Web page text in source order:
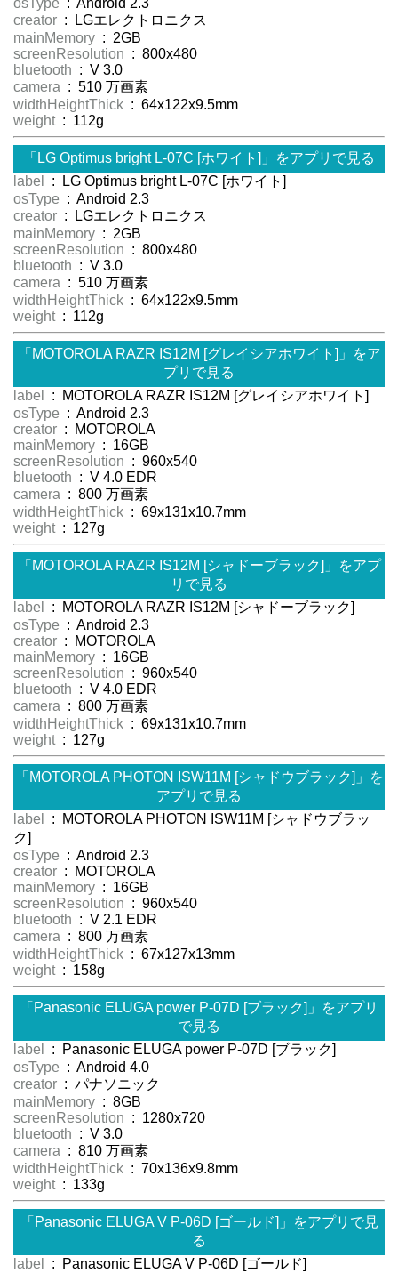
osType : Android 2.3
creator : LGエレクトロニクス
mainMemory : 2GB
screenResolution : 800x480
bluetooth : V 3.0
camera : 510 万画素
widthHeightThick : 64x122x9.5mm
weight : 112g
「LG Optimus bright L-07C [ホワイト]」をアプリで見る
label
: LG Optimus bright L-07C [ホワイト]
osType : Android 2.3
creator : LGエレクトロニクス
mainMemory : 2GB
screenResolution : 800x480
bluetooth : V 3.0
camera : 510 万画素
widthHeightThick : 64x122x9.5mm
weight : 112g
「MOTOROLA RAZR IS12M [グレイシアホワイト]」をア
プリで見る
label
: MOTOROLA RAZR IS12M [グレイシアホワイト]
osType : Android 2.3
creator : MOTOROLA
mainMemory : 16GB
screenResolution : 960x540
bluetooth : V 4.0 EDR
camera : 800 万画素
widthHeightThick : 69x131x10.7mm
weight : 127g
「MOTOROLA RAZR IS12M [シャドーブラック]」をアプ
リで見る
label
: MOTOROLA RAZR IS12M [シャドーブラック]
osType : Android 2.3
creator : MOTOROLA
mainMemory : 16GB
screenResolution : 960x540
bluetooth : V 4.0 EDR
camera : 800 万画素
widthHeightThick : 69x131x10.7mm
weight : 127g
「MOTOROLA PHOTON ISW11M [シャドウブラック]」を
アプリで見る
label
: MOTOROLA PHOTON ISW11M [シャドウブラッ
ク]
osType : Android 2.3
creator : MOTOROLA
mainMemory : 16GB
screenResolution : 960x540
bluetooth : V 2.1 EDR
camera : 800 万画素
widthHeightThick : 67x127x13mm
weight : 158g
「Panasonic ELUGA power P-07D [ブラック]」をアプリ
で見る
label
: Panasonic ELUGA power P-07D [ブラック]
osType : Android 4.0
creator : パナソニック
mainMemory : 8GB
screenResolution : 1280x720
bluetooth : V 3.0
camera : 810 万画素
widthHeightThick : 70x136x9.8mm
weight : 133g
「Panasonic ELUGA V P-06D [ゴールド]」をアプリで見
る
label
: Panasonic ELUGA V P-06D [ゴールド]